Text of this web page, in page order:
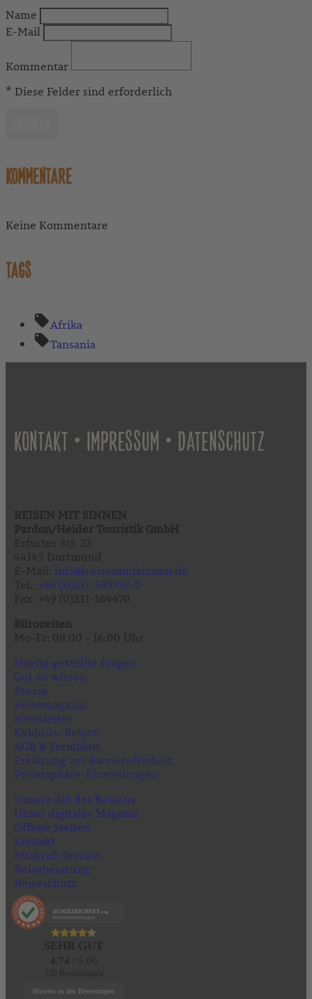
Name
E-Mail
Kommentar
* Diese Felder sind erforderlich
KOMMENTARE
Keine Kommentare
TAGS
Afrika
Tansania
KONTAKT • IMPRESSUM • DATENSCHUTZ
info@reisenmitsinnen.de
+49 (0)231-589792-0
Häufig gestellte Fragen
Gut zu wissen
Presse
Reisemagazin
Newsletter
Exklusiv-Reisen
AGB & Formblatt
Erklärung zur Barrierefreiheit
Privatsphäre-Einstellungen
Unsere Art des Reisens
Unser digitales Magazin
Offene Stellen
Kontakt
Rückruf-Service
Reiseberatung
Reiseschutz
AUSGEZEICHNET .org
Kundenbewertungen
Hinweis zu den Bewertungen